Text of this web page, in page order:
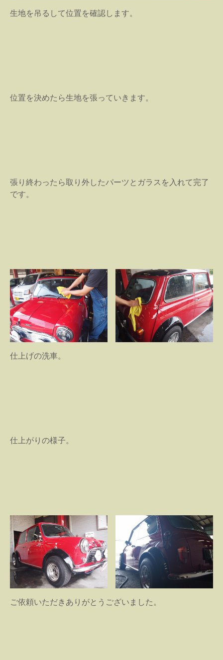
生地を吊るして位置を確認します。
位置を決めたら生地を張っていきます。
張り終わったら取り外したパーツとガラスを入れて完了
です。
仕上げの洗車。
仕上がりの様子。
ご依頼いただきありがとうございました。